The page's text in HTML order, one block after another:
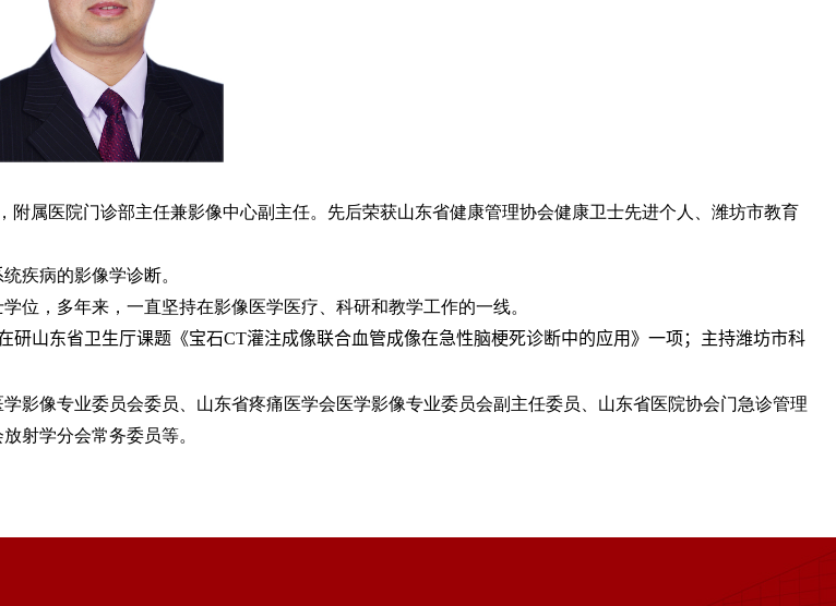
属医院门诊部主任兼影像中心副主任。先后荣获山东省健康管理协会健康卫士先进个人、潍坊市教育
疾病的影像学诊断。
位，多年来，一直坚持在影像医学医疗、科研和教学工作的一线。
研山东省卫生厅课题《宝石CT灌注成像联合血管成像在急性脑梗死诊断中的应用 》一项；主持潍坊市科
影像专业委员会委员、山东省疼痛医学会医学影像专业委员会副主任委员、山东省医院协会门急诊管理
射学分会常务委员等。